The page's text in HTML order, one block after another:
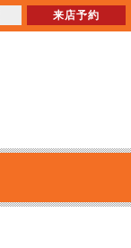
来店予約